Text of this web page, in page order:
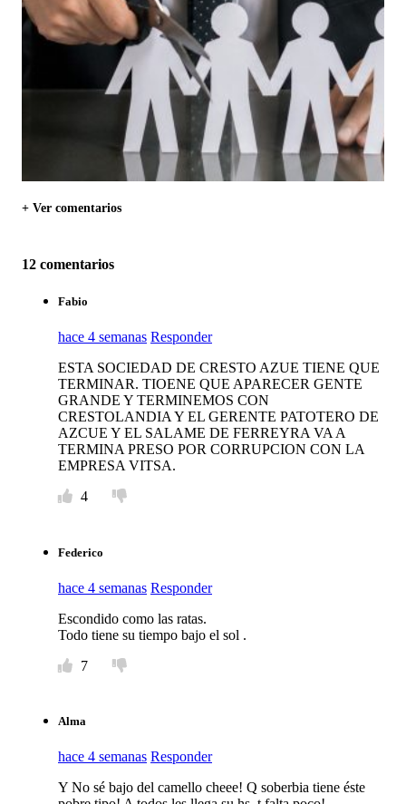
+ Ver comentarios
12 comentarios
Fabio
hace 4 semanas Responder
ESTA SOCIEDAD DE CRESTO AZUE TIENE QUE
TERMINAR. TIOENE QUE APARECER GENTE
GRANDE Y TERMINEMOS CON
CRESTOLANDIA Y EL GERENTE PATOTERO DE
AZCUE Y EL SALAME DE FERREYRA VA A
TERMINA PRESO POR CORRUPCION CON LA
EMPRESA VITSA.
4
Federico
hace 4 semanas Responder
Escondido como las ratas.
Todo tiene su tiempo bajo el sol .
7
Alma
hace 4 semanas Responder
Y No sé bajo del camello cheee! Q soberbia tiene éste